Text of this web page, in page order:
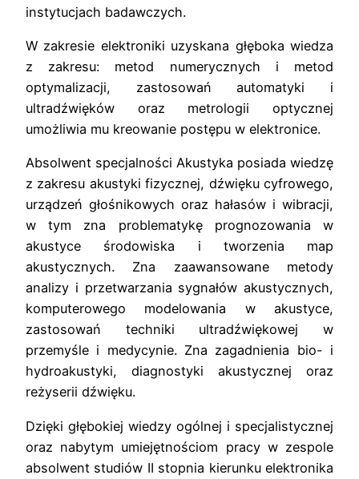
instytucjach badawczych.
W zakresie elektroniki uzyskana głęboka wiedza
z zakresu: metod numerycznych i metod
optymalizacji, zastosowań automatyki i
ultradźwięków oraz metrologii optycznej
umożliwia mu kreowanie postępu w elektronice.
Absolwent specjalności Akustyka posiada wiedzę
z zakresu akustyki fizycznej, dźwięku cyfrowego,
urządzeń głośnikowych oraz hałasów i wibracji,
w tym zna problematykę prognozowania w
akustyce środowiska i tworzenia map
akustycznych. Zna zaawansowane metody
analizy i przetwarzania sygnałów akustycznych,
komputerowego modelowania w akustyce,
zastosowań techniki ultradźwiękowej w
przemyśle i medycynie. Zna zagadnienia bio- i
hydroakustyki, diagnostyki akustycznej oraz
reżyserii dźwięku.
Dzięki głębokiej wiedzy ogólnej i specjalistycznej
oraz nabytym umiejętnościom pracy w zespole
absolwent studiów II stopnia kierunku elektronika